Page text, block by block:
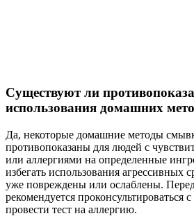
Существуют ли
использования домашних
Да, некоторые домашние методы
противопоказаны для людей с
или аллергиями на определенные
избегать использования агрессивных
уже повреждены или ослаблены.
рекомендуется проконсультироваться
провести тест на аллергию.